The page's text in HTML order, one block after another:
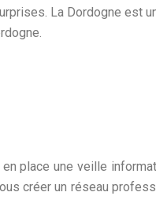
La Dordogne est
place une veille
créer un réseau